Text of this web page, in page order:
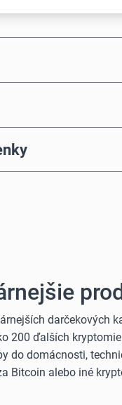
darčekových
200 ďalších
do domácnosti,
Bitcoin alebo iné